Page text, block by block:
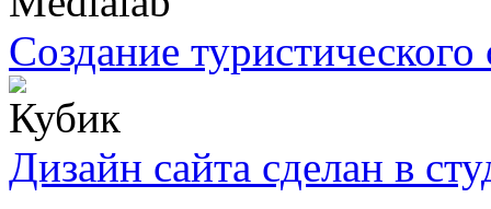
Создание туристического
Дизайн сайта сделан в